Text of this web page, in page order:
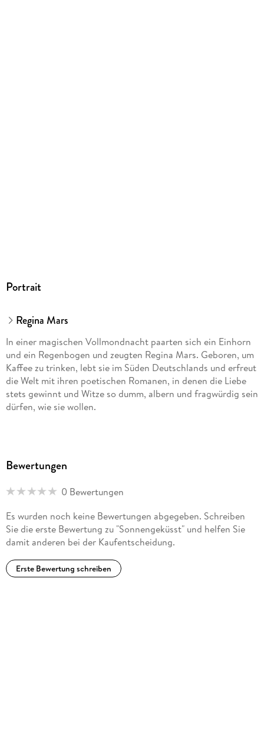
Portrait
Regina Mars
In einer magischen Vollmondnacht paarten sich ein Einhorn
und ein Regenbogen und zeugten Regina Mars. Geboren, um
Kaffee zu trinken, lebt sie im Süden Deutschlands und erfreut
die Welt mit ihren poetischen Romanen, in denen die Liebe
stets gewinnt und Witze so dumm, albern und fragwürdig sein
dürfen, wie sie wollen.
Bewertungen
0 Bewertungen
Es wurden noch keine Bewertungen abgegeben. Schreiben
Sie die erste Bewertung zu "Sonnengeküsst" und helfen Sie
damit anderen bei der Kaufentscheidung.
Erste Bewertung schreiben